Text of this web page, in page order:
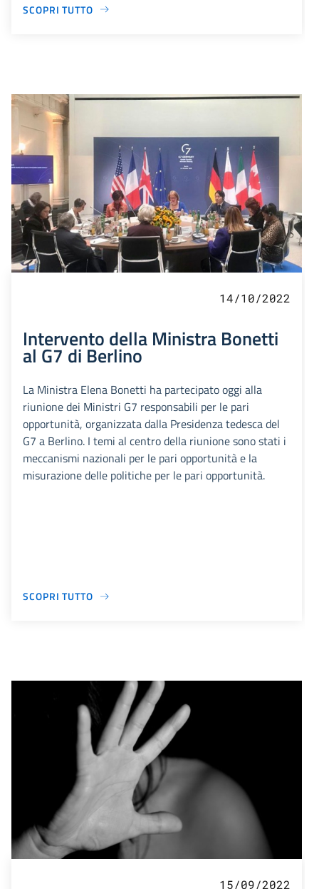
SCOPRI TUTTO
14/10/2022
Intervento della Ministra Bonetti
al G7 di Berlino
La Ministra Elena Bonetti ha partecipato oggi alla
riunione dei Ministri G7 responsabili per le pari
opportunità, organizzata dalla Presidenza tedesca del
G7 a Berlino. I temi al centro della riunione sono stati i
meccanismi nazionali per le pari opportunità e la
misurazione delle politiche per le pari opportunità.
SCOPRI TUTTO
15/09/2022